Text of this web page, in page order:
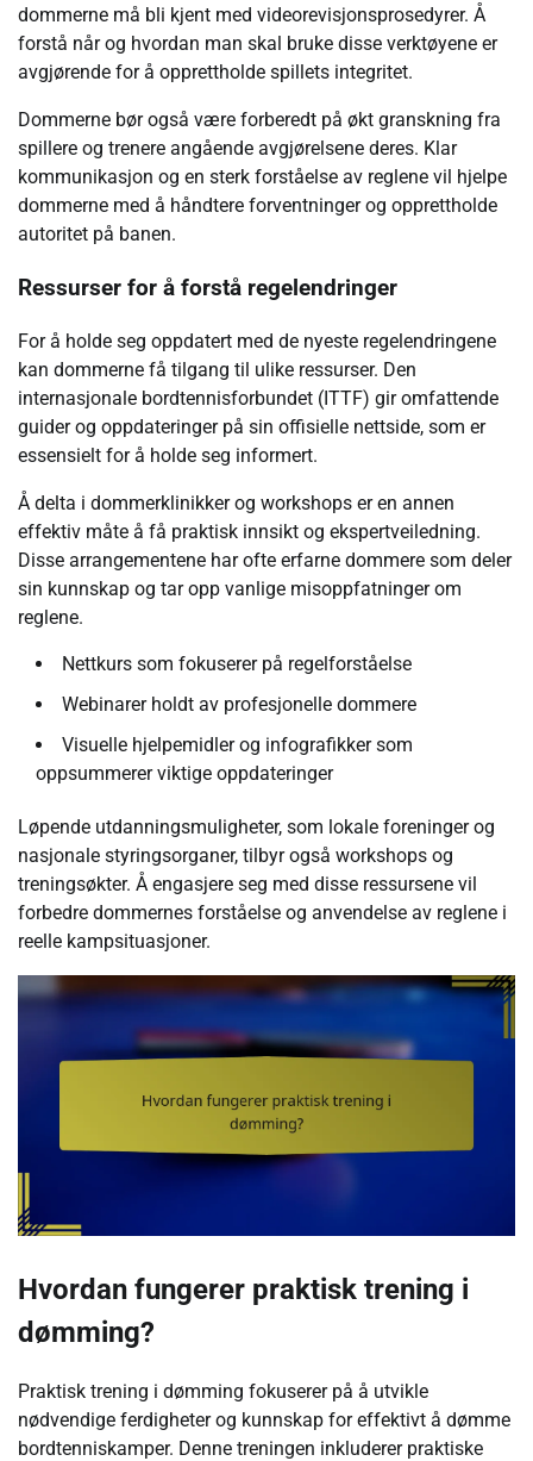
dommerne må bli kjent med videorevisjonsprosedyrer. Å
forstå når og hvordan man skal bruke disse verktøyene er
avgjørende for å opprettholde spillets integritet.
Dommerne bør også være forberedt på økt granskning fra
spillere og trenere angående avgjørelsene deres. Klar
kommunikasjon og en sterk forståelse av reglene vil hjelpe
dommerne med å håndtere forventninger og opprettholde
autoritet på banen.
Ressurser for å forstå regelendringer
For å holde seg oppdatert med de nyeste regelendringene
kan dommerne få tilgang til ulike ressurser. Den
internasjonale bordtennisforbundet (ITTF) gir omfattende
guider og oppdateringer på sin offisielle nettside, som er
essensielt for å holde seg informert.
Å delta i dommerklinikker og workshops er en annen
effektiv måte å få praktisk innsikt og ekspertveiledning.
Disse arrangementene har ofte erfarne dommere som deler
sin kunnskap og tar opp vanlige misoppfatninger om
reglene.
Nettkurs som fokuserer på regelforståelse
Webinarer holdt av profesjonelle dommere
Visuelle hjelpemidler og infografikker som
oppsummerer viktige oppdateringer
Løpende utdanningsmuligheter, som lokale foreninger og
nasjonale styringsorganer, tilbyr også workshops og
treningsøkter. Å engasjere seg med disse ressursene vil
forbedre dommernes forståelse og anvendelse av reglene i
reelle kampsituasjoner.
Hvordan fungerer praktisk trening i
dømming?
Praktisk trening i dømming fokuserer på å utvikle
nødvendige ferdigheter og kunnskap for effektivt å dømme
bordtenniskamper. Denne treningen inkluderer praktiske